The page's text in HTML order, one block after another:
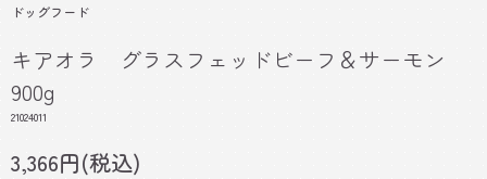
ドッグフード
キアオラ グラスフェッドビーフ＆サーモン
900g
21024011
3,366円(税込)